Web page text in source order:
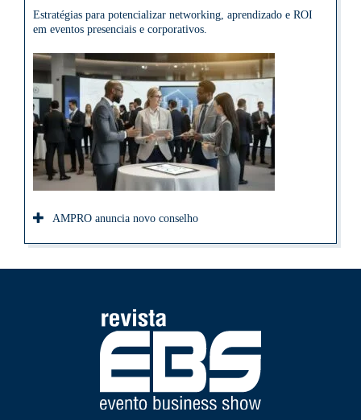
Estratégias para potencializar networking, aprendizado e ROI
em eventos presenciais e corporativos.
AMPRO anuncia novo conselho